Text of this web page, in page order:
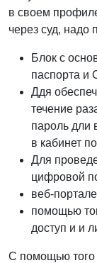
в своем
через суд, надо
Блок с
паспорта
Ддя
течение
пароль дли
в кабинет
Для
цифровой
веб-
помощью
доступ и и
С помощью того